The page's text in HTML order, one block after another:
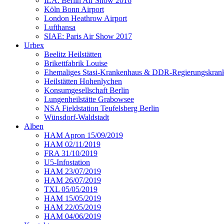
Köln Bonn Airport
London Heathrow Airport
Lufthansa
SIAE: Paris Air Show 2017
Urbex
Beelitz Heilstätten
Brikettfabrik Louise
Ehemaliges Stasi-Krankenhaus & DDR-
Heilstätten Hohenlychen
Konsumgesellschaft Berlin
Lungenheilstätte Grabowsee
NSA Fieldstation Teufelsberg Berlin
Wünsdorf-Waldstadt
Alben
HAM Apron 15/09/2019
HAM 02/11/2019
FRA 31/10/2019
U5-Infostation
HAM 23/07/2019
HAM 26/07/2019
TXL 05/05/2019
HAM 15/05/2019
HAM 22/05/2019
HAM 04/06/2019